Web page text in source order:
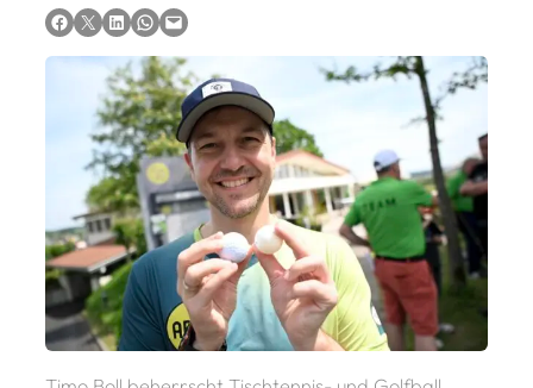
Auf Facebook teilenAuf X teilenAuf LinkedIn teilenVia WhatsApp teilenVia E-Mail teilen